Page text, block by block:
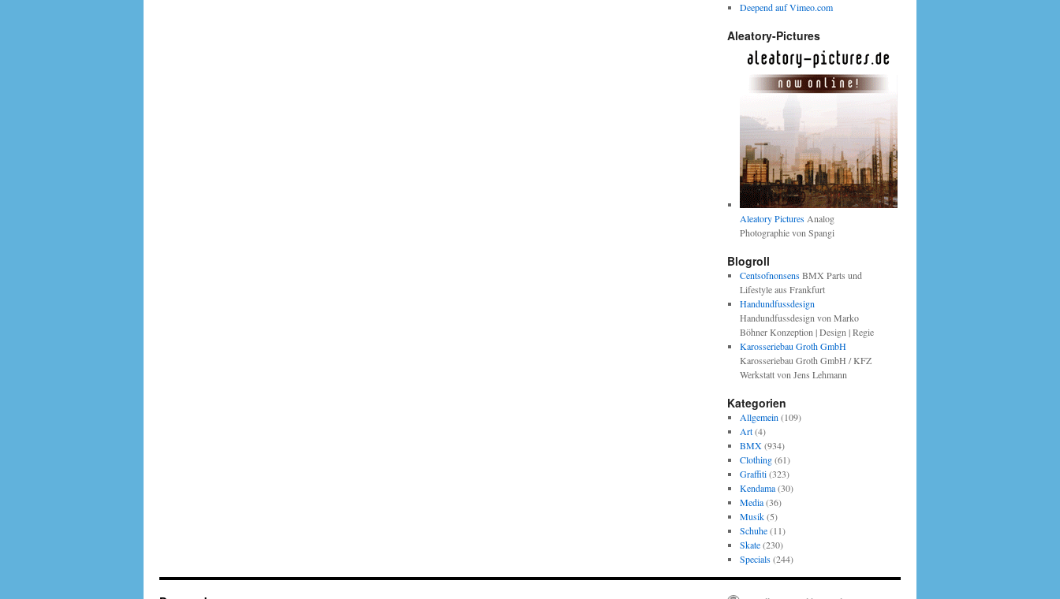
Deepend auf Vimeo.com
Aleatory-Pictures
Aleatory PicturesAnalog
Photographie von Spangi
Blogroll
CentsofnonsensBMX Parts und
Lifestyle aus Frankfurt
Handundfussdesign
Handundfussdesign von Marko
Böhner Konzeption | Design | Regie
Karosseriebau Groth GmbH
Karosseriebau Groth GmbH / KFZ
Werkstatt von Jens Lehmann
Kategorien
Allgemein (109)
Art(4)
BMX(934)
Clothing(61)
Graffiti(323)
Kendama(30)
Media(36)
Musik(5)
Schuhe(11)
Skate(230)
Specials(244)